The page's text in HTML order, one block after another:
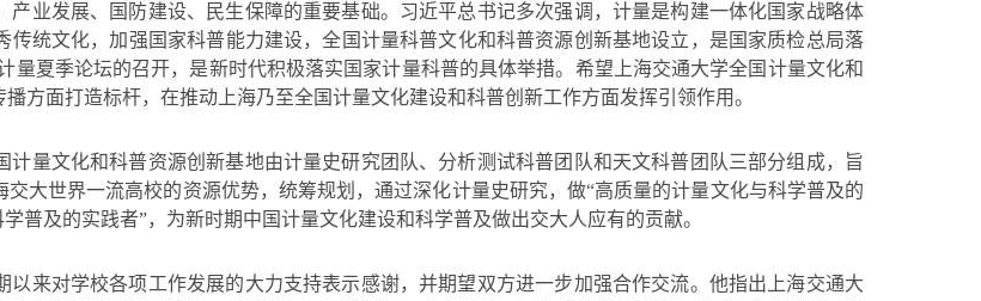
业发展、国防建设、民生保障的重要基础。习近平总书记多次强调，计量是构建一体化国家战略体
统文化，加强国家科普能力建设，全国计量科普文化和科普资源创新基地设立，是国家质检总局落
量夏季论坛的召开，是新时代积极落实国家计量科普的具体举措。希望上海交通大学全国计量文化和
方面打造标杆，在推动上海乃至全国计量文化建设和科普创新工作方面发挥引领作用。
量文化和科普资源创新基地由计量史研究团队、分析测试科普团队和天文科普团队三部分组成，旨
大世界一流高校的资源优势，统筹规划，通过深化计量史研究，做“高质量的计量文化与科学普及的
普及的实践者”，为新时期中国计量文化建设和科学普及做出交大人应有的贡献。
来对学校各项工作发展的大力支持表示感谢，并期望双方进一步加强合作交流。他指出上海交通大